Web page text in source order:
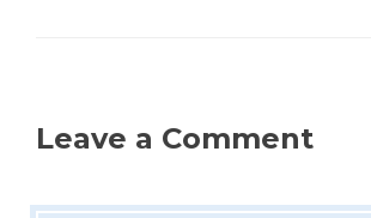
Leave a Comment